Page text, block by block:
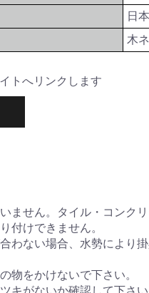
日本
木
トへリンクします
ません。タイル・コンク
付けできません。
わない場合、水勢により
物をかけないで下さい。